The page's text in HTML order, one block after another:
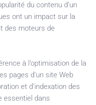
du contenu d’un
ont un impact sur la
des moteurs de
à l’optimisation de la
pages d’un site Web
et d’indexation des
essentiel dans